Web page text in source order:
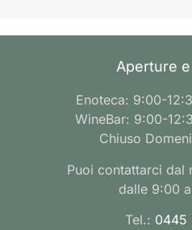
Aperture
Enoteca: 9:00-
WineBar: 9:00-
Chiuso
Puoi contattarci dal
dalle 9:00
Tel.: 0445